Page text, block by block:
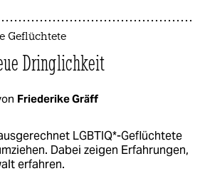
Geflüchtete
Dringlichkeit
Friederike Gräff
LGBTIQ*-Geflüchtete
Dabei zeigen Erfahrungen,
erfahren.